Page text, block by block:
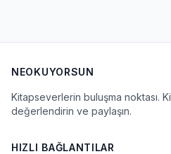
NEOKUYORSUN
Kitapseverlerin buluşma noktası.
değerlendirin ve paylaşın.
HIZLI BAĞLANTILAR